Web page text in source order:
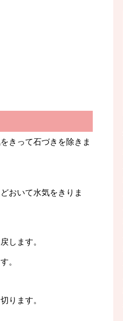
きって石づきを除きま
おいて水気をきりま
します。
。
ります。